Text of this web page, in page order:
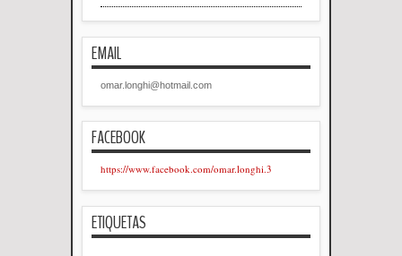
EMAIL
omar.longhi@hotmail.com
FACEBOOK
https://www.facebook.com/omar.longhi.3
ETIQUETAS